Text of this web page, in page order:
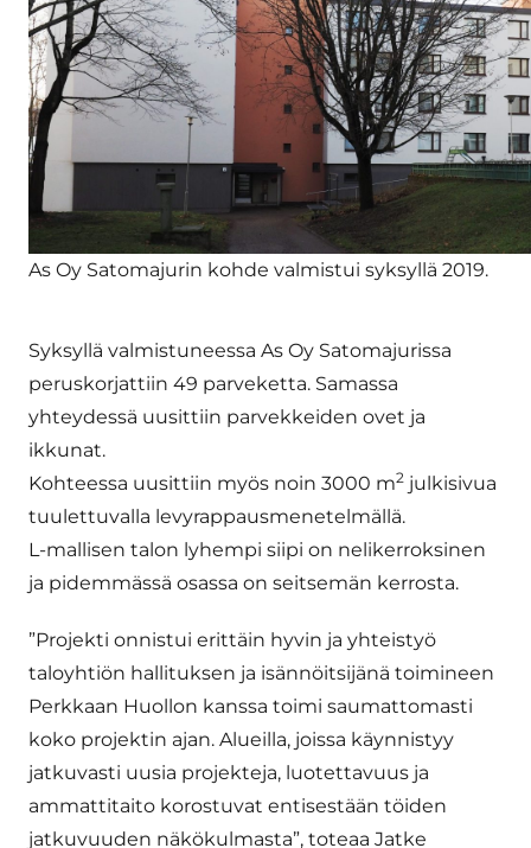
As Oy Satomajurin kohde valmistui syksyllä 2019.
Syksyllä valmistuneessa As Oy Satomajurissa
peruskorjattiin 49 parveketta. Samassa
yhteydessä uusittiin parvekkeiden ovet ja
ikkunat.
Kohteessa uusittiin myös noin 3000 m2 julkisivua
tuulettuvalla levyrappausmenetelmällä.
L-mallisen talon lyhempi siipi on nelikerroksinen
ja pidemmässä osassa on seitsemän kerrosta.
”Projekti onnistui erittäin hyvin ja yhteistyö
taloyhtiön hallituksen ja isännöitsijänä toimineen
Perkkaan Huollon kanssa toimi saumattomasti
koko projektin ajan. Alueilla, joissa käynnistyy
jatkuvasti uusia projekteja, luotettavuus ja
ammattitaito korostuvat entisestään töiden
jatkuvuuden näkökulmasta”, toteaa Jatke